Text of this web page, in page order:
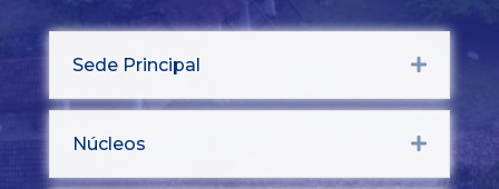
Sede Principal Expand
Núcleos Expand